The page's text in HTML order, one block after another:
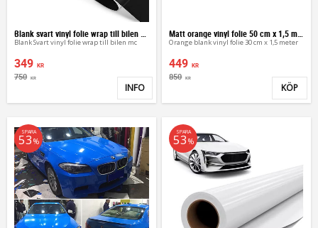
Blank Svart vinyl folie wrap till bilen mc
349 KR
750 KR
Lägg till i favoriter
INFO
Orange blank vinyl folie 30 cm x 1,5 meter
449 KR
850 KR
KÖP
SPARA
53 %
SPARA
53 %